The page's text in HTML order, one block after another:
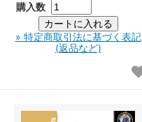
購入数
» 特定商取引法に基づく表記
(返品など)